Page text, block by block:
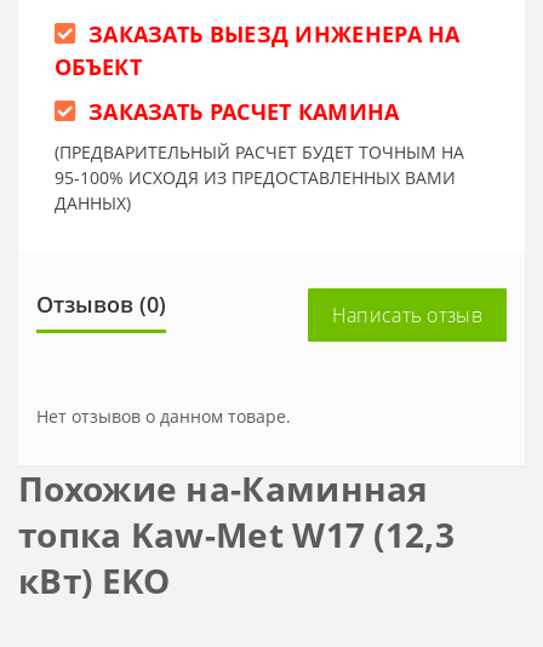
ЗАКАЗАТЬ ВЫЕЗД ИНЖЕНЕРА НА
ОБЪЕКТ
ЗАКАЗАТЬ РАСЧЕТ КАМИНА
(ПРЕДВАРИТЕЛЬНЫЙ РАСЧЕТ БУДЕТ ТОЧНЫМ НА
95-100% ИСХОДЯ ИЗ ПРЕДОСТАВЛЕННЫХ ВАМИ
ДАННЫХ)
Отзывов (0) Написать отзыв
Нет отзывов о данном товаре.
Похожие на-Каминная
топка Kaw-Met W17 (12,3
кВт) EKO